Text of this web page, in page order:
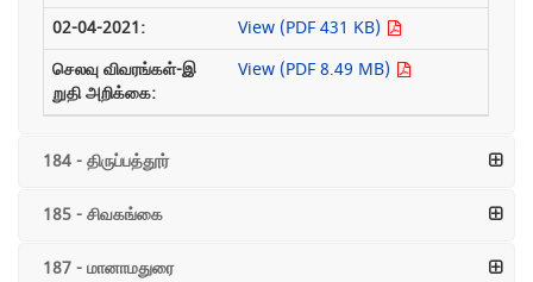
View (PDF 431 KB)
View (PDF 8.49 MB)
184 - திருப்பத்தூர்
185 - சிவகங்கை
187 - மானாமதுரை